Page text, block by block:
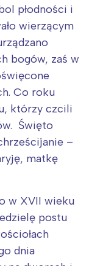
płodności i
wierzącym
bogów, zaś w
Co roku
którzy czcili
Święto
–
matkę
w XVII wieku
postu
dnia